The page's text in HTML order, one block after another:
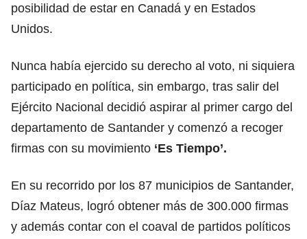
posibilidad de estar en Canadá y en Estados
Unidos.
Nunca había ejercido su derecho al voto, ni siquiera
participado en política, sin embargo, tras salir del
Ejército Nacional decidió aspirar al primer cargo del
departamento de Santander y comenzó a recoger
firmas con su movimiento ‘Es Tiempo’.
En su recorrido por los 87 municipios de Santander,
Díaz Mateus, logró obtener más de 300.000 firmas
y además contar con el coaval de partidos políticos